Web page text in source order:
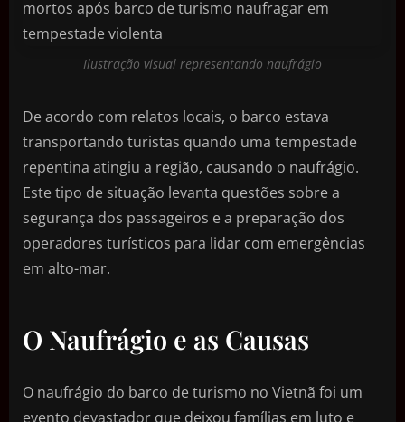
Ilustração visual representando naufrágio
De acordo com relatos locais, o barco estava
transportando turistas quando uma tempestade
repentina atingiu a região, causando o naufrágio.
Este tipo de situação levanta questões sobre a
segurança dos passageiros e a preparação dos
operadores turísticos para lidar com emergências
em alto-mar.
O Naufrágio e as Causas
O naufrágio do barco de turismo no Vietnã foi um
evento devastador que deixou famílias em luto e